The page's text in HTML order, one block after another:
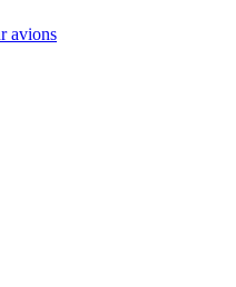
avions